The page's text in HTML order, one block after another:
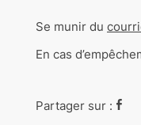
Se munir du
En cas
Partager sur :